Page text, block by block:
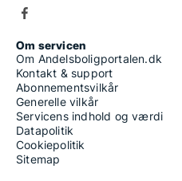
Om servicen
Om Andelsboligportalen.dk
Kontakt & support
Abonnementsvilkår
Generelle vilkår
Servicens indhold og værdi
Datapolitik
Cookiepolitik
Sitemap